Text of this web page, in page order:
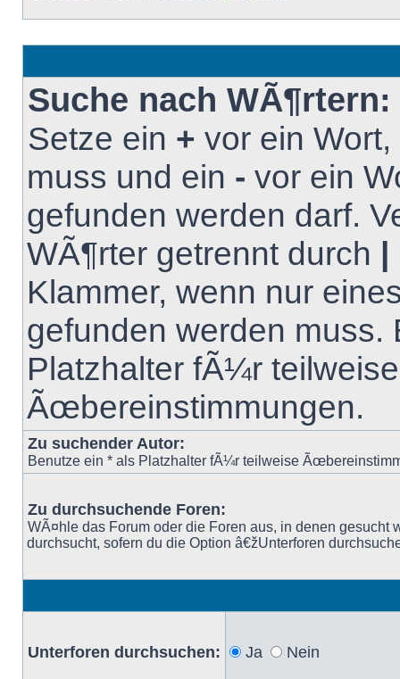
Suche nach WÃ¶rtern:
Setze ein + vor ein
muss und ein - vor ein
gefunden werden darf.
WÃ¶rter getrennt durch |
Klammer, wenn nur
gefunden werden muss.
Platzhalter fÃ¼r teilweise
Ãœbereinstimmungen.
Zu suchender Autor:
Benutze ein * als Platzhalter fÃ¼r teilweise
Zu durchsuchende Foren:
WÃ¤hle das Forum oder die Foren aus, in denen gesucht
durchsucht, sofern du die Option â€žUnterforen
Unterforen durchsuchen: Ja Nein